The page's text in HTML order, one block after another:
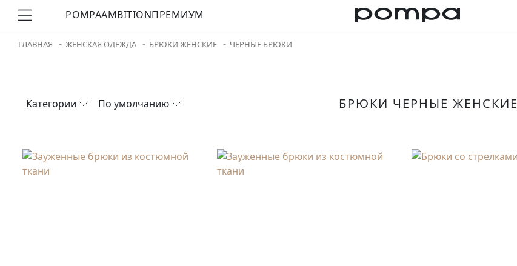
POMPAAMBITIONПРЕМИУМ
ГЛАВНАЯ ЖЕНСКАЯ ОДЕЖДА БРЮКИ ЖЕНСКИЕ ЧЕРНЫЕ БРЮКИ
Категории По умолчанию БРЮКИ ЧЕРНЫЕ ЖЕНСКИЕ